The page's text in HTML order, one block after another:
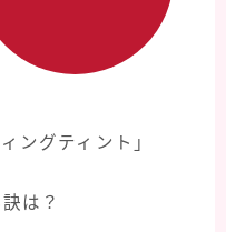
ングティント」
は？